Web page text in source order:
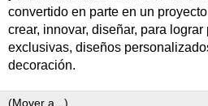
convertido en parte en un
crear, innovar, diseñar, para
exclusivas, diseños
decoración.